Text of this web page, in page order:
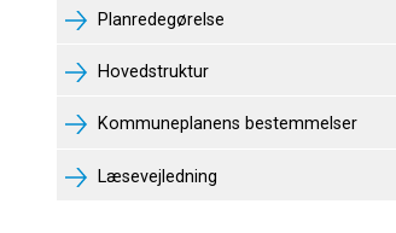
Planredegørelse
Hovedstruktur
Kommuneplanens bestemmelser
Læsevejledning